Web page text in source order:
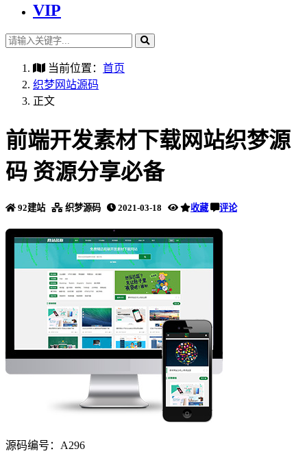
VIP
当前位置： 首页
织梦网站源码
正文
前端开发素材下载网站织梦源
码 资源分享必备
92建站 织梦源码 2021-03-18 收藏 评论
源码编号：A296